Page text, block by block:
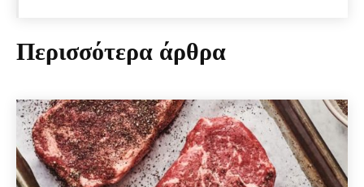
Περισσότερα άρθρα